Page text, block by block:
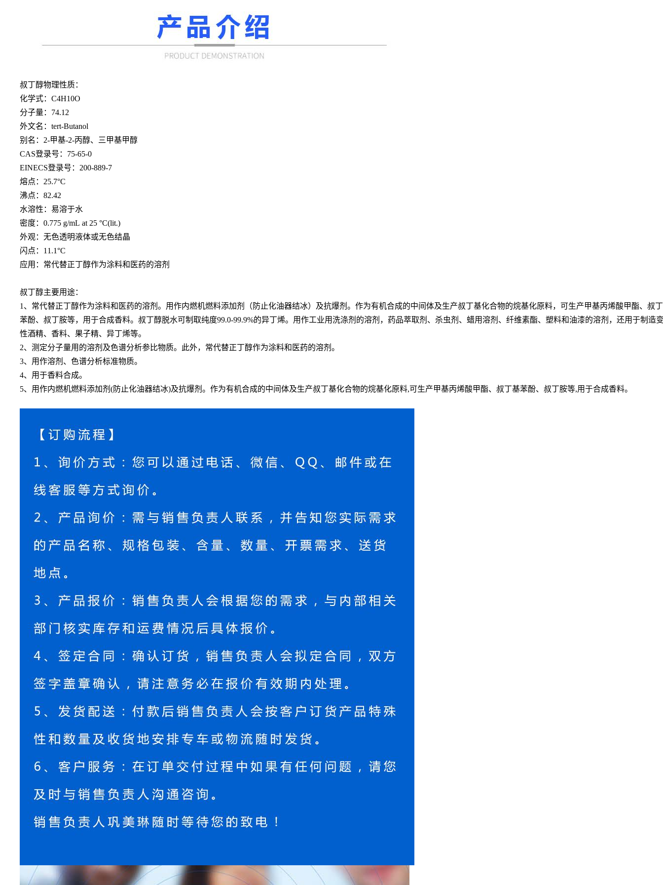
叔丁醇物理性质：
化学式： C4H10O
分子量： 74.12
外文名： tert-Butanol
别名： 2-甲基-2-丙醇、三甲基甲醇
CAS登录号：75-65-0
EINECS登录号：200-889-7
熔点： 25.7°C
沸点： 82.42
水溶性：易溶于水
密度： 0.775 g/mL at 25 °C(lit.)
外观：无色透明液体或无色结晶
闪点： 11.1°C
应用：常代替正丁醇作为涂料和医药的溶剂
叔丁醇主要用途：
1、常代替正丁醇作为涂料和医药的溶剂。用作内燃机燃料添加剂（防止化油器结冰）及抗爆剂。作为有机合成的中间体及生产叔丁基化合物的烷基化原料，可生产甲基丙烯酸甲酯、叔
苯酚、叔丁胺等，用于合成香料。叔丁醇脱水可制取纯度99.0-99.9%的异丁烯。用作工业用洗涤剂的溶剂，药品萃取剂、杀虫剂、蜡用溶剂、纤维素酯、塑料和油漆的溶剂，还用于制造
性酒精、香料、果子精、异丁烯等。
2、测定分子量用的溶剂及色谱分析参比物质。此外，常代替正丁醇作为涂料和医药的溶剂。
3、用作溶剂、色谱分析标准物质。
4、用于香料合成。
5、用作内燃机燃料添加剂(防止化油器结冰)及抗爆剂。作为有机合成的中间体及生产叔丁基化合物的烷基化原料,可生产甲基丙烯酸甲酯、叔丁基苯酚、叔丁胺等,用于合成香料。